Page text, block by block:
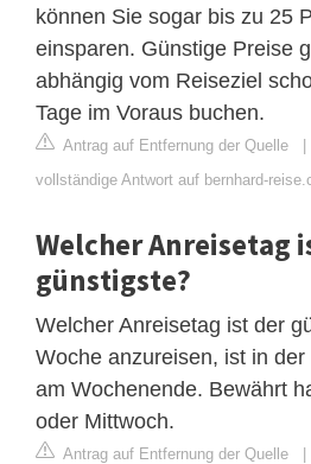
können Sie sogar bis zu 25
einsparen. Günstige Preise
abhängig vom Reiseziel
Tage im Voraus buchen.
Antrag auf Entfernung der Quelle |
vollständige Antwort auf bernhard-
Welcher Anreisetag
günstigste?
Welcher Anreisetag ist der
Woche anzureisen, ist in
am Wochenende. Bewährt
oder Mittwoch.
Antrag auf Entfernung der Quelle |